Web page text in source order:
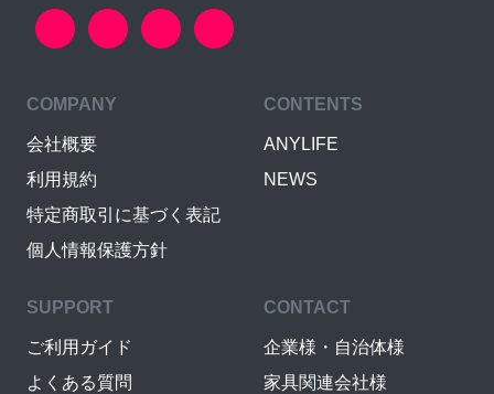
COMPANY
会社概要
利用規約
特定商取引に基づく表記
個人情報保護方針
CONTENTS
ANYLIFE
NEWS
SUPPORT
ご利用ガイド
よくある質問
CONTACT
企業様・自治体様
家具関連会社様